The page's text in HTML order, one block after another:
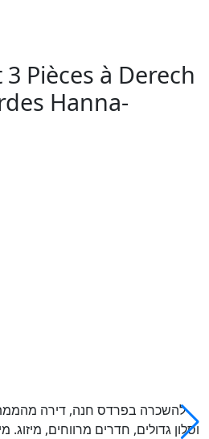
Pièces à Derech
Hanna-
להשכרה בפרדס חנה, דירה
וסלון גדולים, חדרים מרווחים,